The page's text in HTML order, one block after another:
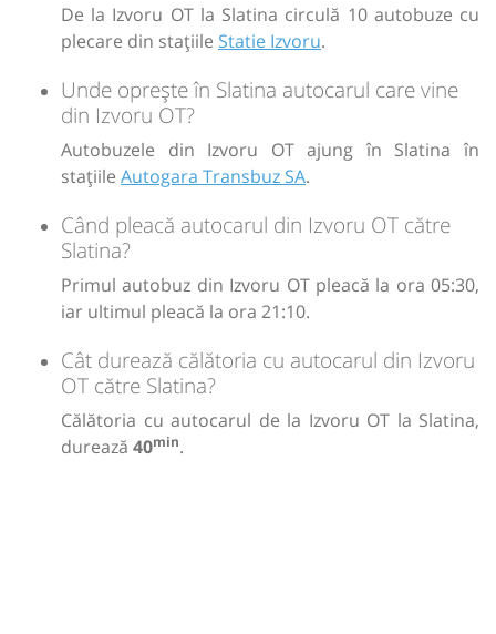
De la Izvoru OT la Slatina circulă 10 autobuze cu
plecare din stațiile Statie Izvoru.
Unde oprește în Slatina autocarul care vine
din Izvoru OT?
Autobuzele din Izvoru OT ajung în Slatina în
stațiile Autogara Transbuz SA.
Când pleacă autocarul din Izvoru OT către
Slatina?
Primul autobuz din Izvoru OT pleacă la ora 05:30,
iar ultimul pleacă la ora 21:10.
Cât durează călătoria cu autocarul din Izvoru
OT către Slatina?
Călătoria cu autocarul de la Izvoru OT la Slatina,
durează 40min.